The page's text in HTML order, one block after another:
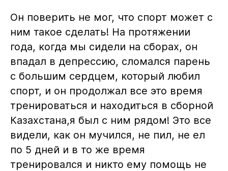
Он поверить не мог, что спорт может с
ним такое сделать! На протяжении
года, когда мы сидели на сборах, он
впадал в депрессию, сломался парень
с большим сердцем, который любил
спорт, и он продолжал все это время
тренироваться и находиться в сборной
Казахстана,я был с ним рядом! Это все
видели, как он мучился, не пил, не ел
по 5 дней и в то же время
тренировался и никто ему помощь не